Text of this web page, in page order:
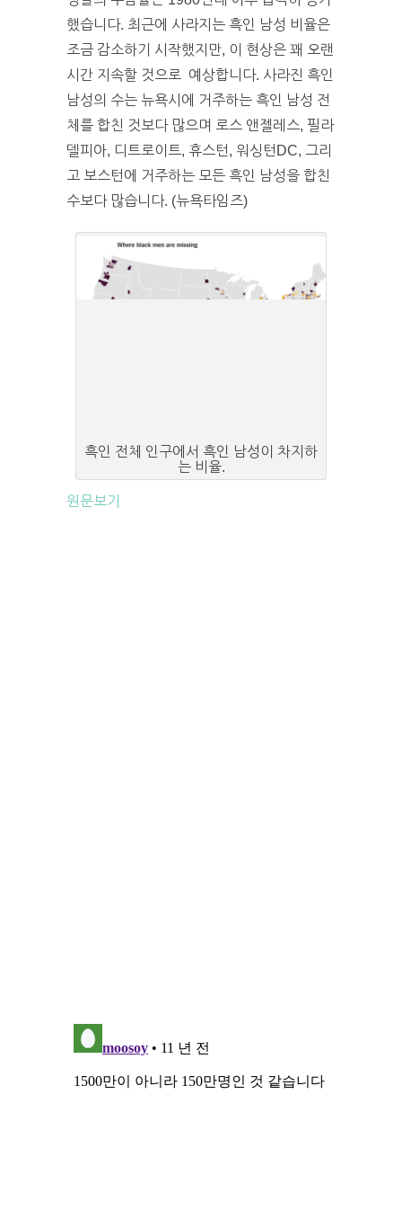
했습니다. 최근에 사라지는 흑인 남성 비율은
조금 감소하기 시작했지만, 이 현상은 꽤 오랜
시간 지속할 것으로 예상합니다. 사라진 흑인
남성의 수는 뉴욕시에 거주하는 흑인 남성 전
체를 합친 것보다 많으며 로스 앤젤레스, 필라
델피아, 디트로이트, 휴스턴, 워싱턴DC, 그리
고 보스턴에 거주하는 모든 흑인 남성을 합친
수보다 많습니다. (뉴욕타임즈)
흑인 전체 인구에서 흑인 남성이 차지하
는 비율.
원문보기